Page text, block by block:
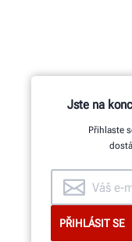
Jste na
Přihlaste